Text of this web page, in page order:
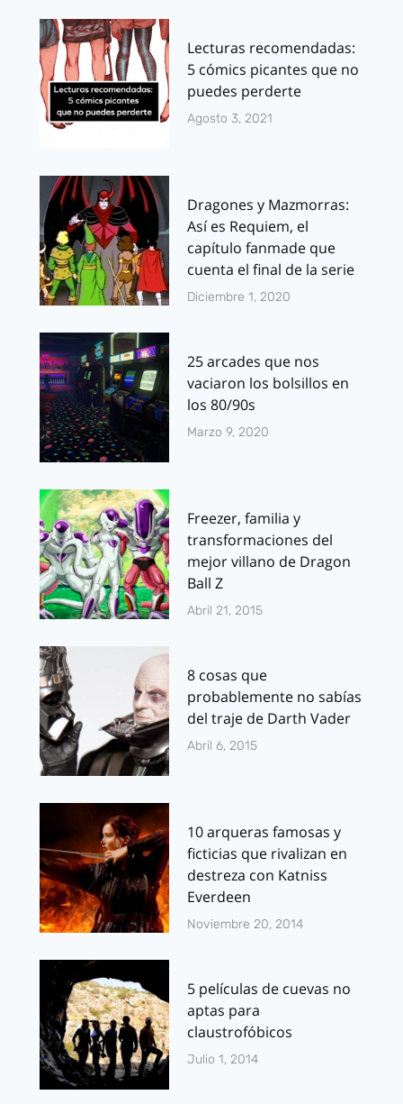
Lecturas recomendadas:
5 cómics picantes que no
puedes perderte
Agosto 3, 2021
Dragones y Mazmorras:
Así es Requiem, el
capítulo fanmade que
cuenta el final de la serie
Diciembre 1, 2020
25 arcades que nos
vaciaron los bolsillos en
los 80/90s
Marzo 9, 2020
Freezer, familia y
transformaciones del
mejor villano de Dragon
Ball Z
Abril 21, 2015
8 cosas que
probablemente no sabías
del traje de Darth Vader
Abril 6, 2015
10 arqueras famosas y
ficticias que rivalizan en
destreza con Katniss
Everdeen
Noviembre 20, 2014
5 películas de cuevas no
aptas para
claustrofóbicos
Julio 1, 2014